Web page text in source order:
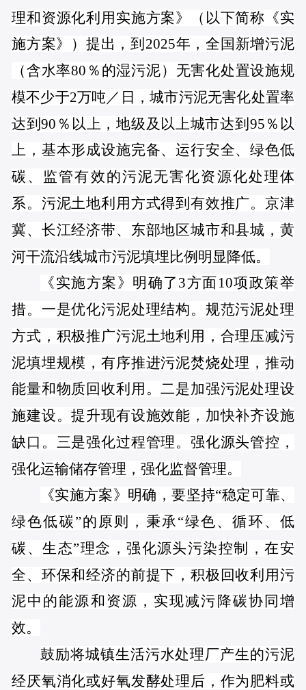
理和资源化利用实施方案》（以下简称《实
施方案》）提出，到2025年，全国新增污泥
（含水率80％的湿污泥）无害化处置设施规
模不少于2万吨／日，城市污泥无害化处置率
达到90％以上，地级及以上城市达到95％以
上，基本形成设施完备、运行安全、绿色低
碳、监管有效的污泥无害化资源化处理体
系。污泥土地利用方式得到有效推广。京津
冀、长江经济带、东部地区城市和县城，黄
河干流沿线城市污泥填埋比例明显降低。
《实施方案》明确了3方面10项政策举
措。一是优化污泥处理结构。规范污泥处理
方式，积极推广污泥土地利用，合理压减污
泥填埋规模，有序推进污泥焚烧处理，推动
能量和物质回收利用。二是加强污泥处理设
施建设。提升现有设施效能，加快补齐设施
缺口。三是强化过程管理。强化源头管控，
强化运输储存管理，强化监督管理。
《实施方案》明确，要坚持“稳定可靠、
绿色低碳”的原则，秉承“绿色、循环、低
碳、生态”理念，强化源头污染控制，在安
全、环保和经济的前提下，积极回收利用污
泥中的能源和资源，实现减污降碳协同增
效。
鼓励将城镇生活污水处理厂产生的污泥
经厌氧消化或好氧发酵处理后，作为肥料或